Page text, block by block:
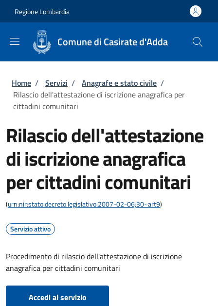
Regione Lombardia
Comune di Casirate d'Adda
Briciole di pane
Home / Servizi / Anagrafe e stato civile /
Rilascio dell'attestazione di iscrizione anagrafica per
cittadini comunitari
Rilascio dell'attestazione
di iscrizione anagrafica
per cittadini comunitari
(urn:nir:stato:decreto.legislativo:2007-02-06;30~art9)
Servizio attivo
Procedimento di rilascio dell'attestazione di iscrizione
anagrafica per cittadini comunitari
Accedi al servizio